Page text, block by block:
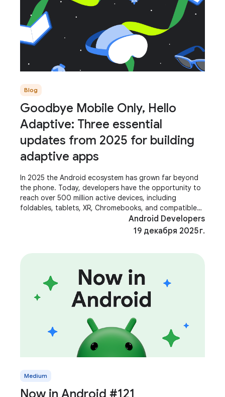
Blog
Goodbye Mobile Only, Hello
Adaptive: Three essential
updates from 2025 for building
adaptive apps
In 2025 the Android ecosystem has grown far beyond
the phone. Today, developers have the opportunity to
reach over 500 million active devices, including
foldables, tablets, XR, Chromebooks, and compatible
cars. These aren't just additional screens;Android Developers
19 декабря 2025 г.
Medium
Now in Android #121